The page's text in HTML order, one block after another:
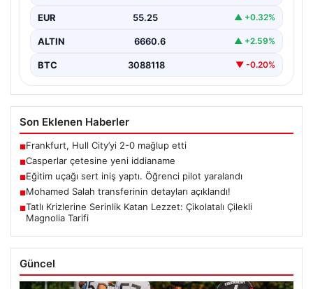
EUR 55.25 ▲ +0.32%
ALTIN 6660.6 ▲ +2.59%
BTC 3088118 ▼ -0.20%
Son Eklenen Haberler
■Frankfurt, Hull City’yi 2-0 mağlup etti
■Casperlar çetesine yeni iddianame
■Eğitim uçağı sert iniş yaptı. Öğrenci pilot yaralandı
■Mohamed Salah transferinin detayları açıklandı!
■Tatlı Krizlerine Serinlik Katan Lezzet: Çikolatalı Çilekli
Magnolia Tarifi
Güncel